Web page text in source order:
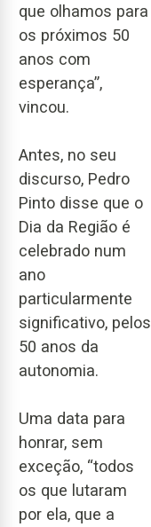
que olhamos para
os próximos 50
anos com
esperança”,
vincou.
Antes, no seu
discurso, Pedro
Pinto disse que o
Dia da Região é
celebrado num
ano
particularmente
significativo, pelos
50 anos da
autonomia.
Uma data para
honrar, sem
exceção, “todos
os que lutaram
por ela, que a